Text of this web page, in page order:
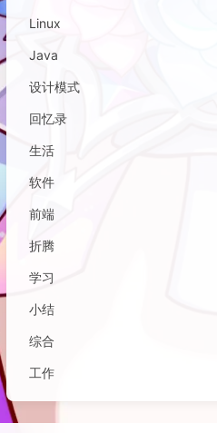
Linux
Java
设计模式
回忆录
生活
软件
前端
折腾
学习
小结
综合
工作